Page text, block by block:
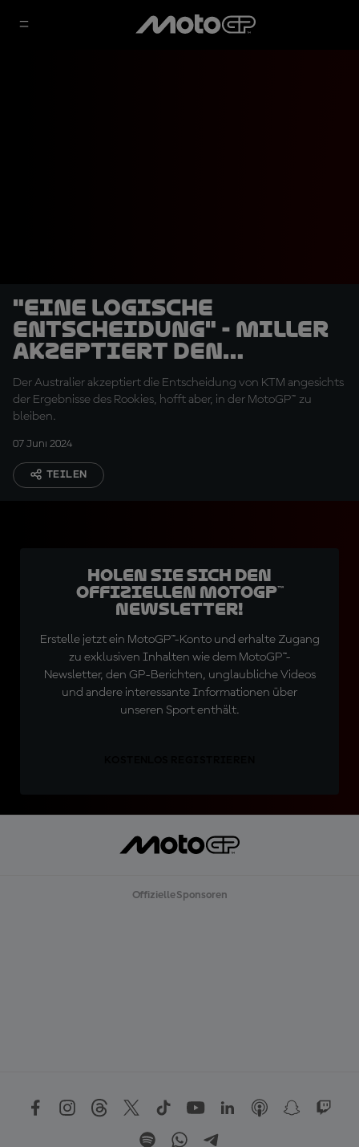
"Eine logische
Entscheidung" - Miller
akzeptiert den
Aufstieg von Acosta
Der Australier akzeptiert die Entscheidung von KTM angesichts
der Ergebnisse des Rookies, hofft aber, in der MotoGP™ zu
bleiben.
07 Juni 2024
TEILEN
Holen Sie sich den
offiziellen MotoGP™
Newsletter!
Erstelle jetzt ein MotoGP™-Konto und erhalte Zugang
zu exklusiven Inhalten wie dem MotoGP™-
Newsletter, den GP-Berichten, unglaubliche Videos
und andere interessante Informationen über
unseren Sport enthält.
Offizielle Sponsoren